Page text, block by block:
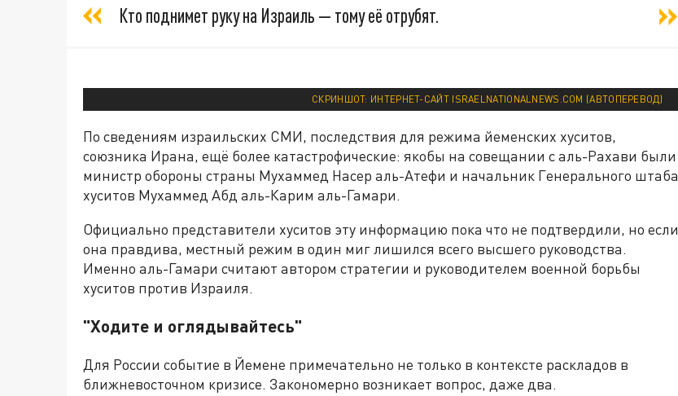
Кто поднимет руку на Израиль — тому её отрубят.
СКРИНШОТ: ИНТЕРНЕТ-САЙТ ISRAELNATIONALNEWS.COM (АВТОПЕРЕВОД)
По сведениям израильских СМИ, последствия для режима йеменских хуситов,
союзника Ирана, ещё более катастрофические: якобы на совещании с аль-Рахави были
министр обороны страны Мухаммед Насер аль-Атефи и начальник Генерального штаба
хуситов Мухаммед Абд аль-Карим аль-Гамари.
Официально представители хуситов эту информацию пока что не подтвердили, но если
она правдива, местный режим в один миг лишился всего высшего руководства.
Именно аль-Гамари считают автором стратегии и руководителем военной борьбы
хуситов против Израиля.
"Ходите и оглядывайтесь"
Для России событие в Йемене примечательно не только в контексте раскладов в
ближневосточном кризисе. Закономерно возникает вопрос, даже два.